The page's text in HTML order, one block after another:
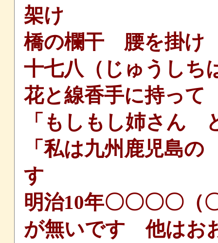
架け
橋の欄干 腰を掛け
十七八（じゅうしち
花と線香手に持って
「もしもし姉さん
「私は九州鹿児島
す
明治10年〇〇〇〇（
が無いです 他はお